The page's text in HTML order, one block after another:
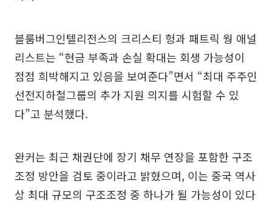
블룸버그인텔리전스의 크리스티 헝과 패트릭 웡 애널
리스트는 “현금 부족과 손실 확대는 회생 가능성이
점점 희박해지고 있음을 보여준다”면서 “최대 주주인
선전지하철그룹의 추가 지원 의지를 시험할 수 있
다”고 분석했다.
완커는 최근 채권단에 장기 채무 연장을 포함한 구조
조정 방안을 검토 중이라고 밝혔으며, 이는 중국 역사
상 최대 규모의 구조조정 중 하나가 될 가능성이 있다